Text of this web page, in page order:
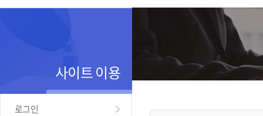
사이트 이용
로그인